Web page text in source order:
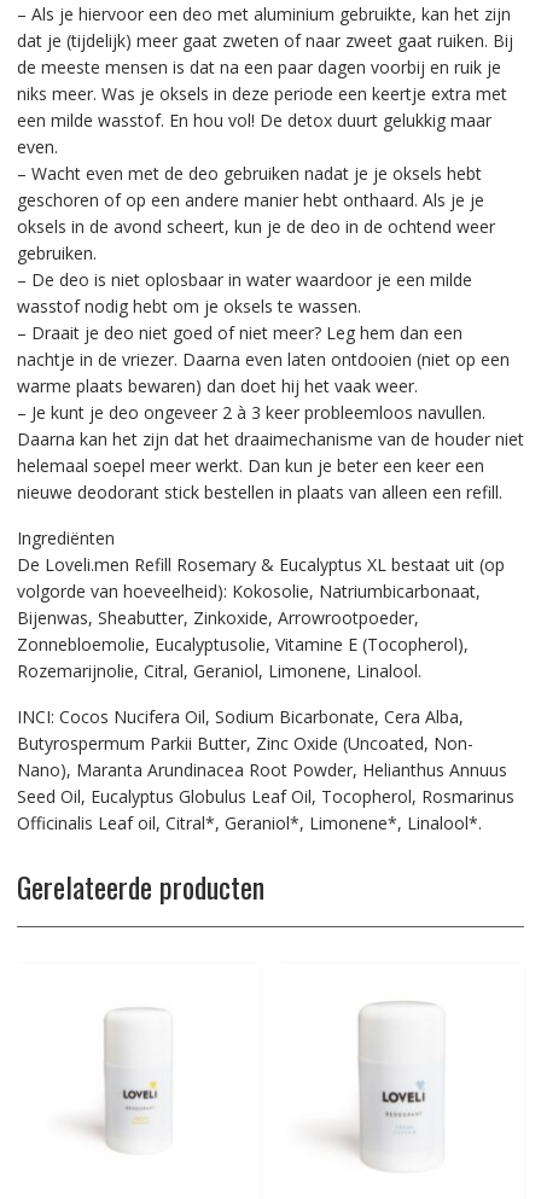
– Als je hiervoor een deo met aluminium gebruikte, kan het zijn
dat je (tijdelijk) meer gaat zweten of naar zweet gaat ruiken. Bij
de meeste mensen is dat na een paar dagen voorbij en ruik je
niks meer. Was je oksels in deze periode een keertje extra met
een milde wasstof. En hou vol! De detox duurt gelukkig maar
even.
– Wacht even met de deo gebruiken nadat je je oksels hebt
geschoren of op een andere manier hebt onthaard. Als je je
oksels in de avond scheert, kun je de deo in de ochtend weer
gebruiken.
– De deo is niet oplosbaar in water waardoor je een milde
wasstof nodig hebt om je oksels te wassen.
– Draait je deo niet goed of niet meer? Leg hem dan een
nachtje in de vriezer. Daarna even laten ontdooien (niet op een
warme plaats bewaren) dan doet hij het vaak weer.
– Je kunt je deo ongeveer 2 à 3 keer probleemloos navullen.
Daarna kan het zijn dat het draaimechanisme van de houder niet
helemaal soepel meer werkt. Dan kun je beter een keer een
nieuwe deodorant stick bestellen in plaats van alleen een refill.
Ingrediënten
De Loveli.men Refill Rosemary & Eucalyptus XL bestaat uit (op
volgorde van hoeveelheid): Kokosolie, Natriumbicarbonaat,
Bijenwas, Sheabutter, Zinkoxide, Arrowrootpoeder,
Zonnebloemolie, Eucalyptusolie, Vitamine E (Tocopherol),
Rozemarijnolie, Citral, Geraniol, Limonene, Linalool.
INCI: Cocos Nucifera Oil, Sodium Bicarbonate, Cera Alba,
Butyrospermum Parkii Butter, Zinc Oxide (Uncoated, Non-
Nano), Maranta Arundinacea Root Powder, Helianthus Annuus
Seed Oil, Eucalyptus Globulus Leaf Oil, Tocopherol, Rosmarinus
Officinalis Leaf oil, Citral*, Geraniol*, Limonene*, Linalool*.
Gerelateerde producten